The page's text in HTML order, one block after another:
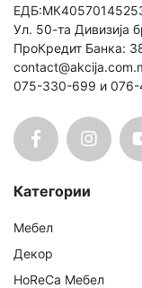
Ул. 50-та Дивизија
ПроКредит Банка:
075-330-699 и
Категории
Мебел
Декор
HoReCa Мебел